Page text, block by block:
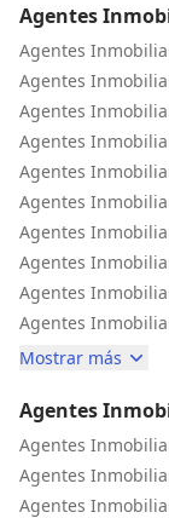
Agentes
Agentes
Agentes
Agentes
Agentes
Agentes
Agentes
Agentes
Agentes
Agentes
Agentes
Mostrar más
Agentes
Agentes
Agentes
Agentes